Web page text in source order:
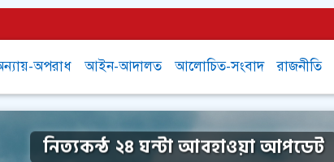
অপরাধ আইন-আদালত আলোচিত-সংবাদ রাজনীতি
নিত্যকন্ঠ ২৪ ঘন্টা আবহাওয়া আপডেট